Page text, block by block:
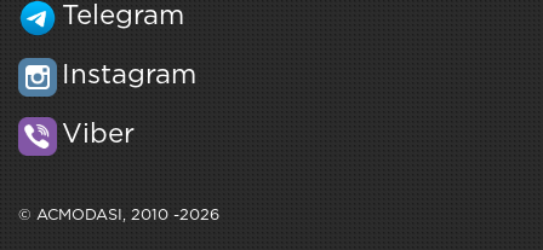
Telegram
Instagram
Viber
© ACMODASI, 2010 -2026